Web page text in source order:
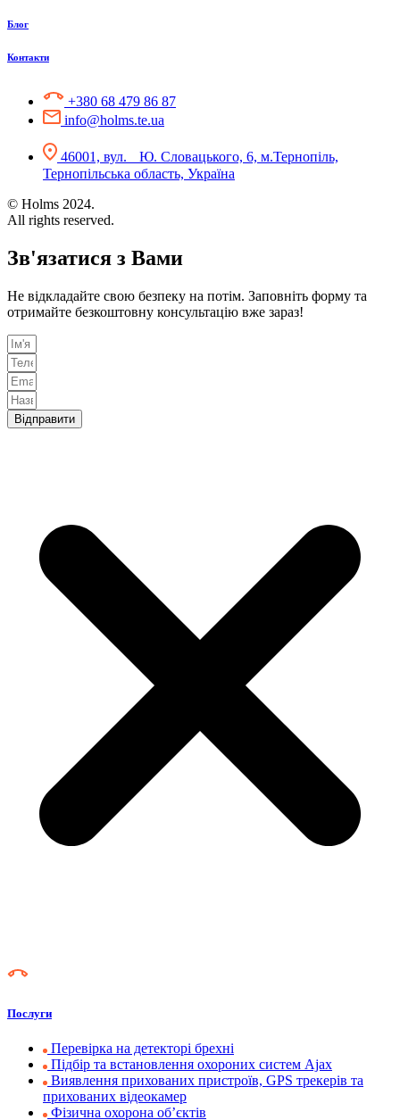
Блог
Контакти
+380 68 479 86 87
info@holms.te.ua
46001, вул. Ю. Словацького, 6, м.Тернопіль,
Тернопільська область, Україна
© Holms 2024.
All rights reserved.
Зв'язатися з Вами
Не відкладайте свою безпеку на потім. Заповніть форму та
отримайте безкоштовну консультацію вже зараз!
Відправити
Послуги
Перевірка на детекторі брехні
Підбір та встановлення охороних систем Ajax
Виявлення прихованих пристроїв, GPS трекерів та
прихованих відеокамер
Фізична охорона об’єктів